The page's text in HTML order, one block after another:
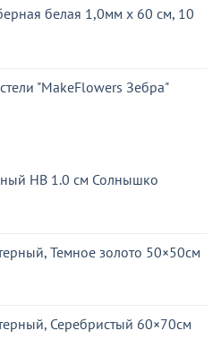
белая 1,0мм x 60 см, 10
₽.
"MakeFlowers Зебра"
HB 1.0 см Солнышко
Темное золото 50×50см
Серебристый 60×70см